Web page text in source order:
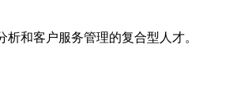
和客户服务管理的复合型人才。